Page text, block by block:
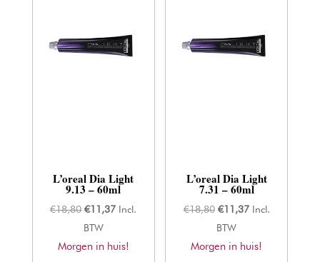
L’oreal Dia Light
9.13 – 60ml
€18,80 Oorspronkelijke
prijs
was:
€11,37Huidige
is:
Incl.
BTW
Morgen in huis!
L’oreal Dia Light
7.31 – 60ml
€18,80 Oorspronkelijke
prijs
was:
€11,37Huidige
is:
Incl.
BTW
Morgen in huis!